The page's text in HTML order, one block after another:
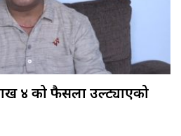
४ को फैसला उल्ट्याएको